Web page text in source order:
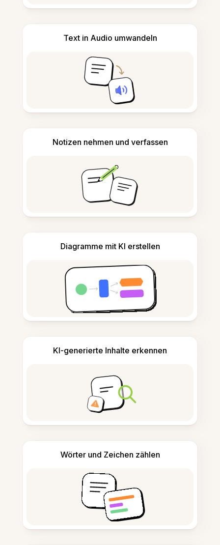
Text in Audio umwandeln
Notizen nehmen und verfassen
Diagramme mit KI erstellen
KI-generierte Inhalte erkennen
Wörter und Zeichen zählen